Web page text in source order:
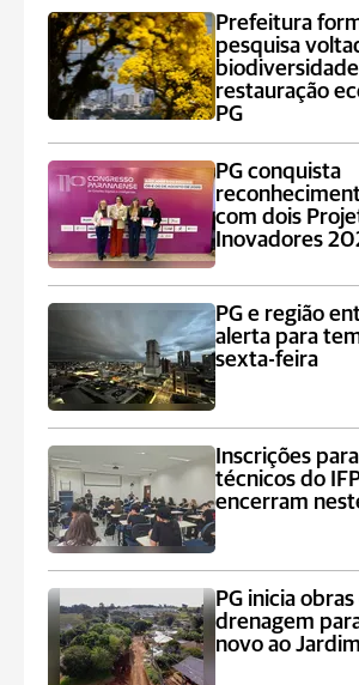
Prefeitura
pesquisa
restauração
PG
PG conquista
com dois
Inovadores
PG e região
alerta para
sexta-feira
Inscrições
técnicos do
encerram
PG inicia
drenagem
novo ao